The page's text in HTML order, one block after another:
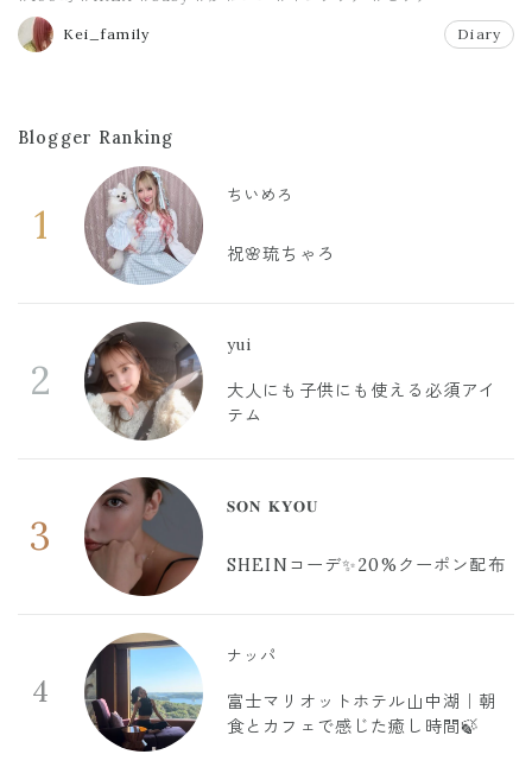
Kei_family Diary
Blogger Ranking
1
ちいめろ
祝🌸琉ちゃろ
2
yui
大人にも子供にも使える必須アイ
テム
3
𝐒𝐎𝐍 𝐊𝐘𝐎𝐔
SHEINコーデ✨20%クーポン配布
4
ナッパ
富士マリオットホテル山中湖｜朝
食とカフェで感じた癒し時間🍃